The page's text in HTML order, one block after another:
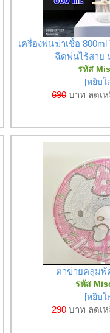
เครื่องพ่นฆ่าเชื้อ
ฉีดพ่นไร้สาย
รหัส
[หยิบใ
690 บาท ลดเ
ตาข่ายคลุมพั
รหัส
[หยิบใ
290 บาท ลดเ